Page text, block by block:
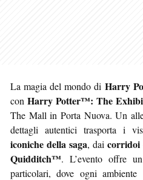
La magia del mondo di Harry
con Harry Potter™: The
The Mall in Porta Nuova. Un
dettagli autentici trasporta i
iconiche della saga, dai
Quidditch™. L’evento offre
particolari, dove ogni